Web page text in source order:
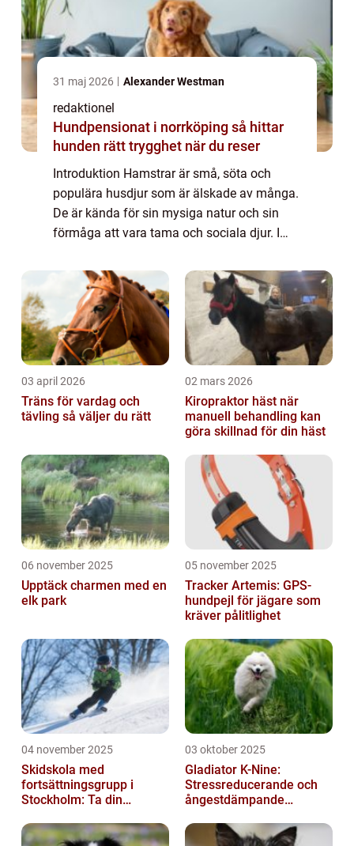
31 maj 2026 Alexander Westman
redaktionel
Hundpensionat i norrköping så hittar
hunden rätt trygghet när du reser
Introduktion Hamstrar är små, söta och
populära husdjur som är älskade av många.
De är kända för sin mysiga natur och sin
förmåga att vara tama och sociala djur. I
översikt över fakta om hamstrar, inklusive ...
03 april 2026
Träns för vardag och
tävling så väljer du rätt
02 mars 2026
Kiropraktor häst när
manuell behandling kan
göra skillnad för din häst
06 november 2025
Upptäck charmen med en
elk park
05 november 2025
Tracker Artemis: GPS-
hundpejl för jägare som
kräver pålitlighet
04 november 2025
Skidskola med
fortsättningsgrupp i
Stockholm: Ta din
03 oktober 2025
Gladiator K-Nine:
Stressreducerande och
ångestdämpande